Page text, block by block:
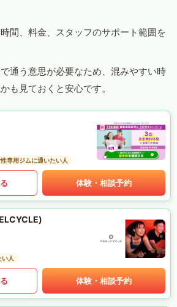
間、料金、スタッフのサポート範囲を
通う意思が必要なため、混みやすい時
も見ておくと安心です。
専用ジムに通いたい人
体験・相談予約
い人
体験・相談予約